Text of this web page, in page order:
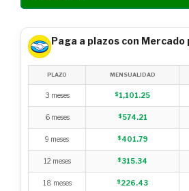
Paga a plazos con Mercado
PLAZO MENSUALIDAD
3 meses $1,101.25
6 meses $574.21
9 meses $401.79
12 meses $315.34
18 meses $226.43